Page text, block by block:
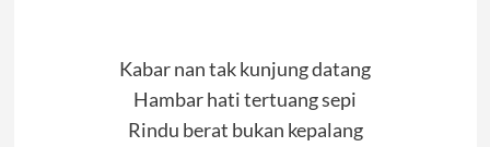
Kabar nan tak kunjung datang
Hambar hati tertuang sepi
Rindu berat bukan kepalang